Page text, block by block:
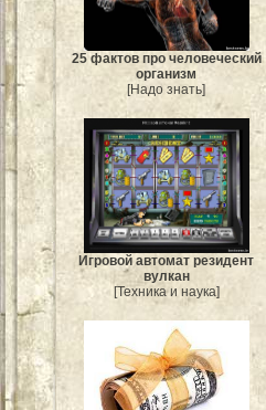
25 фактов про человеческий
организм
[Надо знать]
Игровой автомат резидент
вулкан
[Техника и наука]